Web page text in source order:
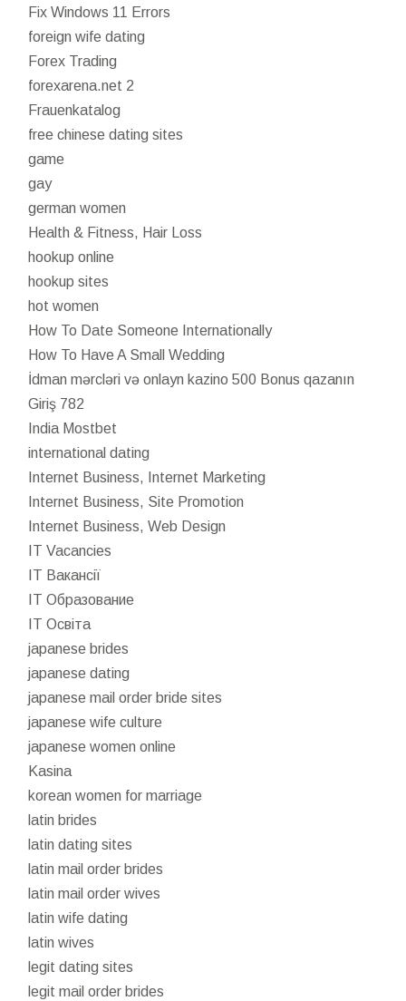
Fix Windows 11 Errors
foreign wife dating
Forex Trading
forexarena.net 2
Frauenkatalog
free chinese dating sites
game
gay
german women
Health & Fitness, Hair Loss
hookup online
hookup sites
hot women
How To Date Someone Internationally
How To Have A Small Wedding
İdman mərcləri və onlayn kazino 500 Bonus qazanın
Giriş 782
India Mostbet
international dating
Internet Business, Internet Marketing
Internet Business, Site Promotion
Internet Business, Web Design
IT Vacancies
IT Вакансії
IT Образование
IT Освіта
japanese brides
japanese dating
japanese mail order bride sites
japanese wife culture
japanese women online
Kasina
korean women for marriage
latin brides
latin dating sites
latin mail order brides
latin mail order wives
latin wife dating
latin wives
legit dating sites
legit mail order brides